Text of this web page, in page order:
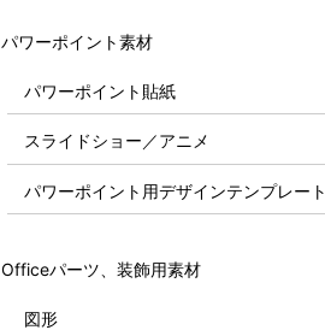
パワーポイント素材
パワーポイント貼紙
スライドショー／アニメ
パワーポイント用デザインテンプレート
Officeパーツ、装飾用素材
図形